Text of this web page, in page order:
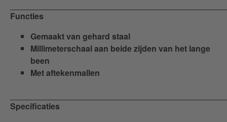
Functies
Gemaakt van gehard staal
Millimeterschaal aan beide zijden van het lange
been
Met aftekenmallen
Specificaties